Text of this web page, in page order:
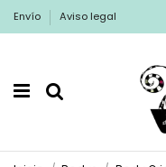
Envío Aviso legal